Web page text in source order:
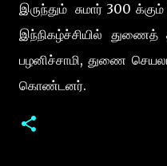
இருந்தும் சுமார் 300
இந்நிகழ்ச்சியில்
பழனிச்சாமி, துணை
கொண்டனர்.